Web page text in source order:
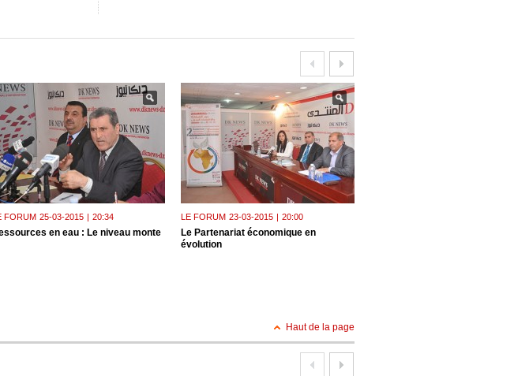
FORUM 25-03-2015 | 20:34
en eau : Le niveau monte
LE FORUM 23-03-2015 | 20:00
Le Partenariat économique en
évolution
Haut de la page